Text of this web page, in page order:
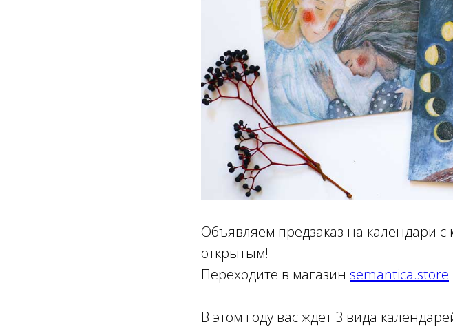
Объявляем предзаказ на календари
открытым!
Переходите в магазин semantica.store
В этом году вас ждет 3 вида